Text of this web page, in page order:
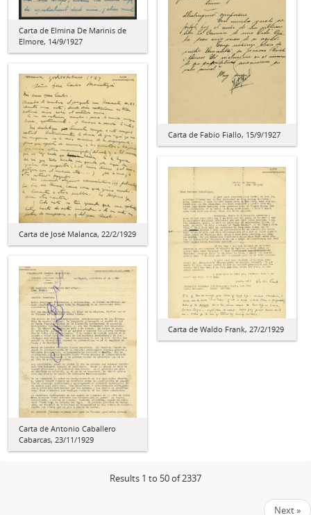
Carta de Elmina De Marinis de
Elmore, 14/9/1927
Carta de Fabio Fiallo, 15/9/1927
Carta de José Malanca, 22/2/1929
Carta de Waldo Frank, 27/2/1929
Carta de Antonio Caballero
Cabarcas, 23/11/1929
Results 1 to 50 of 2337
Next »